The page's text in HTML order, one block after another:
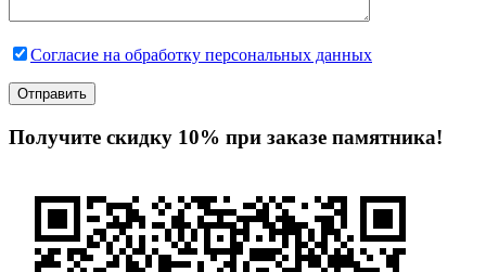
Согласие на обработку персональных данных
Получите скидку 10% при заказе памятника!